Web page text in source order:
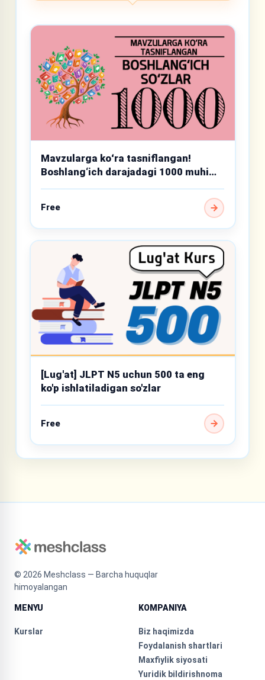
Mavzularga koʻra tasniflangan!
Boshlang‘ich darajadagi 1000 muhim
so‘z
Free
[Lug'at] JLPT N5 uchun 500 ta eng
ko'p ishlatiladigan so'zlar
Free
© 2026 Meshclass — Barcha huquqlar
himoyalangan
MENYU
Kurslar
KOMPANIYA
Biz haqimizda
Foydalanish shartlari
Maxfiylik siyosati
Yuridik bildirishnoma